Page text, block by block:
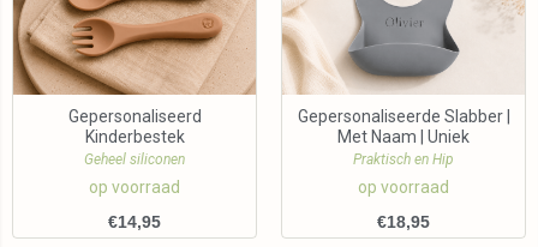
Gepersonaliseerd
Kinderbestek
Geheel siliconen
op voorraad
€14,95
Gepersonaliseerde Slabber |
Met Naam | Uniek
Praktisch en Hip
op voorraad
€18,95